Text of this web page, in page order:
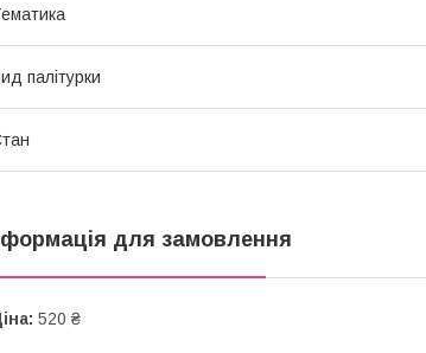
палітурки
для замовлення
520 ₴